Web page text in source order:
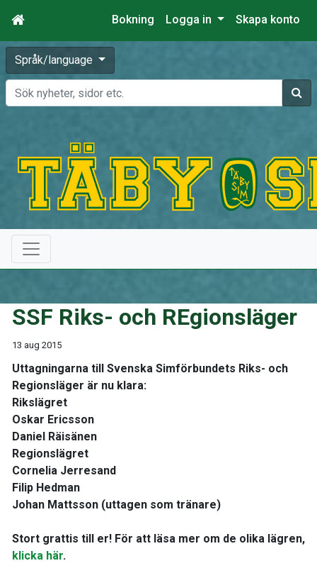
Bokning Logga in Skapa konto
Språk/language
Sök
SSF Riks- och REgionsläger
13 aug 2015
Uttagningarna till Svenska Simförbundets Riks- och
Regionsläger är nu klara:
Rikslägret
Oskar Ericsson
Daniel Räisänen
Regionslägret
Cornelia Jerresand
Filip Hedman
Johan Mattsson (uttagen som tränare)
Stort grattis till er! För att läsa mer om de olika lägren,
klicka här.